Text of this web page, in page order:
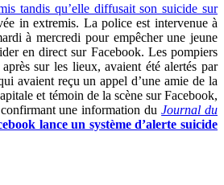
tandis qu’elle diffusait son suicide sur
in extremis. La police est intervenue à
à mercredi pour empêcher une jeune
en direct sur Facebook. Les pompiers
sur les lieux, avaient été alertés par
avaient reçu un appel d’une amie de la
et témoin de la scène sur Facebook,
une information duJournal du
lance un système d’alerte suicide